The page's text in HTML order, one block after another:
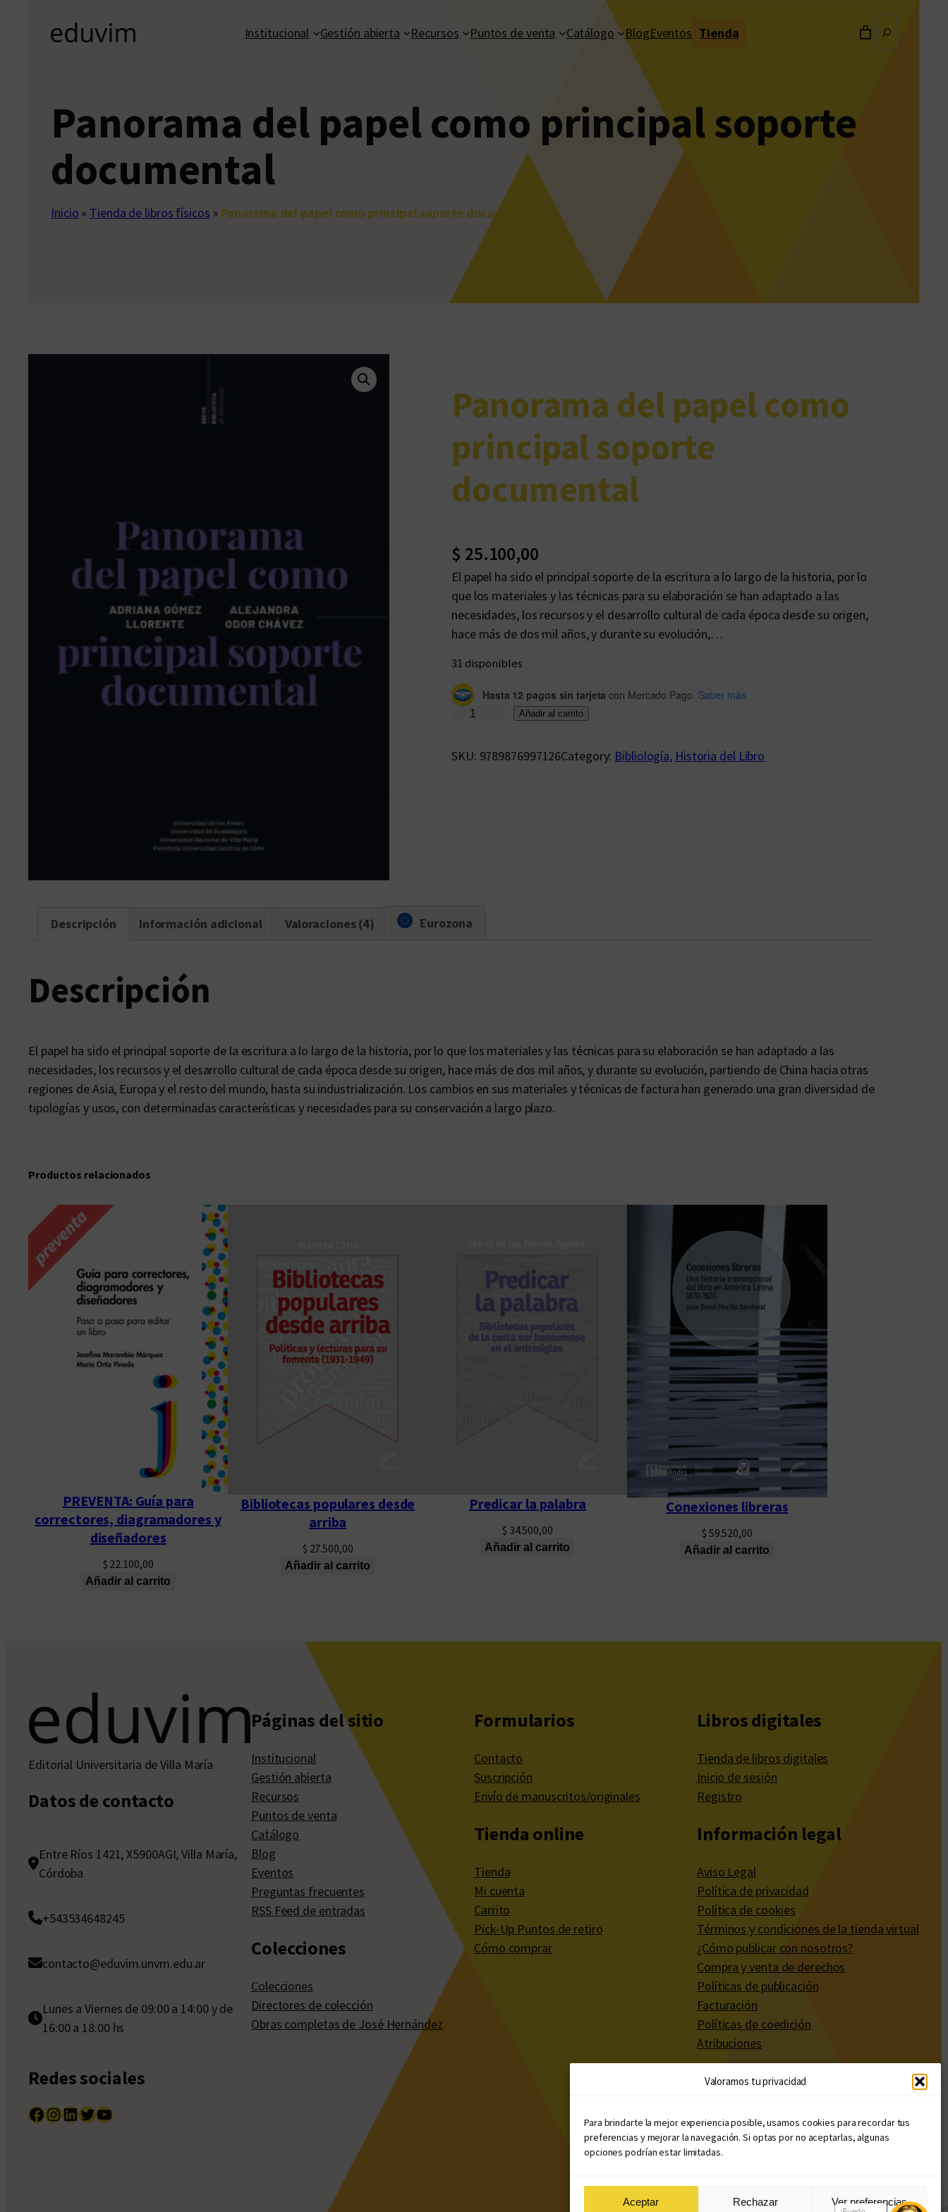
Valoramos tu privacidad
Para brindarte la mejor experiencia posible, usamos cookies para recordar tus
preferencias y mejorar la navegación. Si optas por no aceptarlas, algunas
opciones podrían estar limitadas.
Aceptar Rechazar Ver preferencias
Institucional Gestión abierta Recursos Puntos de venta Catálogo BlogEventos Tienda
Panorama del papel como principal soporte
documental
Inicio » Tienda de libros físicos » Panorama del papel como principal soporte documental
Panorama del papel como
principal soporte
documental
$ 25.100,00
El papel ha sido el principal soporte de la escritura a lo largo de la historia, por lo
que los materiales y las técnicas para su elaboración se han adaptado a las
necesidades, los recursos y el desarrollo cultural de cada época desde su origen,
hace más de dos mil años, y durante su evolución,…
31 disponibles
Hasta 12 pagos sin tarjeta con Mercado Pago. Saber más
n
p
m
o
p
r
Añadir al carrito
SKU: 9789876997126Category: Bibliología, Historia del Libro
Descripción Información adicional Valoraciones (4) Eurozona
Descripción
El papel ha sido el principal soporte de la escritura a lo largo de la historia, por lo que los materiales y las técnicas para su elaboración se han adaptado a las
necesidades, los recursos y el desarrollo cultural de cada época desde su origen, hace más de dos mil años, y durante su evolución, partiendo de China hacia otras
regiones de Asia, Europa y el resto del mundo, hasta su industrialización. Los cambios en sus materiales y técnicas de factura han generado una gran diversidad de
tipologías y usos, con determinadas características y necesidades para su conservación a largo plazo.
Productos relacionados
PREVENTA: Guía para
correctores, diagramadores y
diseñadores
$ 22.100,00
Añadir al carrito
Bibliotecas populares desde
arriba
$ 27.500,00
Añadir al carrito
Predicar la palabra
$ 34.500,00
Añadir al carrito
Conexiones libreras
$ 59.520,00
Añadir al carrito
Editorial Universitaria de Villa María
Datos de contacto
Entre Ríos 1421, X5900AGI, Villa María,
Córdoba
+543534648245
contacto@eduvim.unvm.edu.ar
Lunes a Viernes de 09:00 a 14:00 y de
16:00 a 18:00 hs
Redes sociales
Facebook InstagramLinkedIn Twitter YouTube
Páginas del sitio
Institucional
Gestión abierta
Recursos
Puntos de venta
Catálogo
Blog
Eventos
Preguntas frecuentes
RSS Feed de entradas
Colecciones
Colecciones
Directores de colección
Obras completas de José Hernández
Formularios
Contacto
Suscripción
Envío de manuscritos/originales
Tienda online
Tienda
Mi cuenta
Carrito
Pick-Up Puntos de retiro
Cómo comprar
Libros digitales
Tienda de libros digitales
Inicio de sesión
Registro
Información legal
Aviso Legal
Política de privacidad
Política de cookies
Términos y condiciones de la tienda virtual
¿Cómo publicar con nosotros?
Compra y venta de derechos
Políticas de publicación
Facturación
Políticas de coedición
Atribuciones